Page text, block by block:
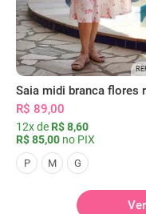
R$ 89,00
12x de R$ 8,60
R$ 85,00 no PIX
P M G